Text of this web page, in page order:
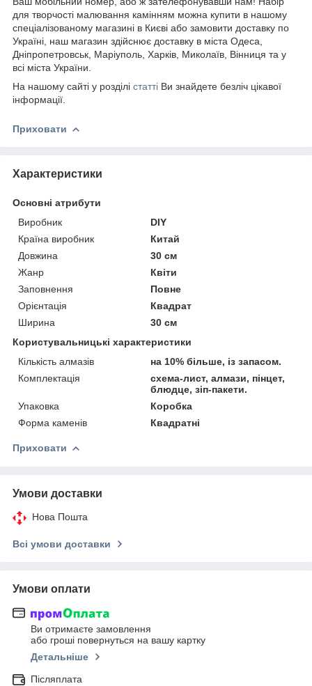
для творчості малювання камінням можна купити в нашому
спеціалізованому магазині в Києві або замовити доставку по
Україні, наш магазин здійснює доставку в міста Одеса,
Дніпропетровськ, Маріуполь, Харків, Миколаїв, Вінниця та у
всі міста України.
На нашому сайті у розділі статті Ви знайдете безліч цікавої
інформації.
Приховати
Характеристики
Основні атрибути
Виробник
DIY
Країна виробник
Китай
Довжина
30 см
Жанр
Квіти
Заповнення
Повне
Орієнтація
Квадрат
Ширина
30 см
Користувальницькі характеристики
Кількість алмазів
на 10% більше, із запасом.
Комплектація
схема-лист, алмази, пінцет,
блюдце, зіп-пакети.
Упаковка
Коробка
Форма каменів
Квадратні
Приховати
Умови доставки
Нова Пошта
Всі умови доставки
Умови оплати
Ви отримаєте замовлення
або гроші повернуться на вашу картку
Детальніше
Післяплата